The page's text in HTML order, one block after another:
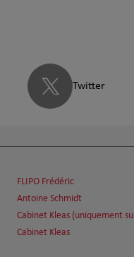
Twitter
FLIPO Frédéric
Antoine Schmidt
Cabinet Kleas (uniquement
Cabinet Kleas